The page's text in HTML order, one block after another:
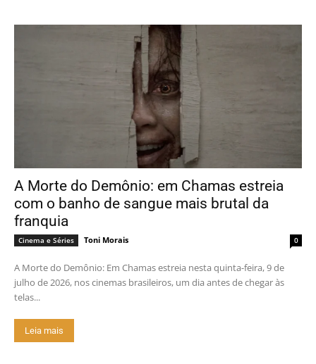
A Morte do Demônio: em Chamas estreia
com o banho de sangue mais brutal da
franquia
Cinema e Séries Toni Morais 0
A Morte do Demônio: Em Chamas estreia nesta quinta-feira, 9 de
julho de 2026, nos cinemas brasileiros, um dia antes de chegar às
telas...
Leia mais